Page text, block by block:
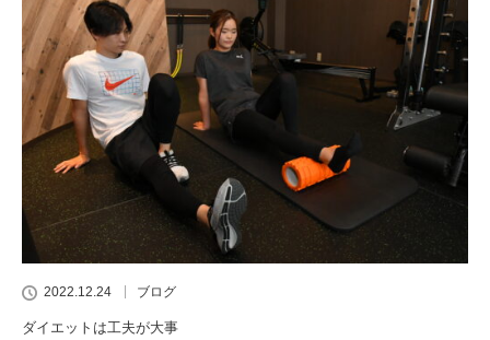
2022.12.24 ブログ
ダイエットは工夫が大事